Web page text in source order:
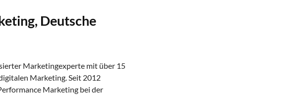
Deutsche
Marketingexperte mit über 15
Marketing. Seit 2012
Marketing bei der